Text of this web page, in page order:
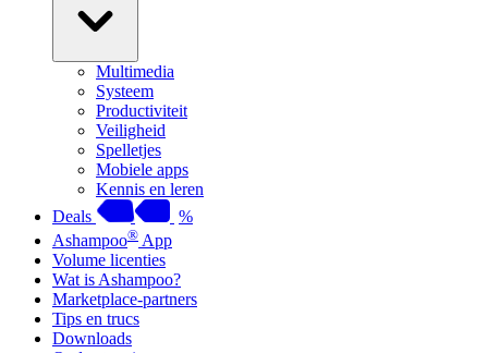
Multimedia
Systeem
Productiviteit
Veiligheid
Spelletjes
Mobiele apps
Kennis en leren
Deals
%
Ashampoo® App
Volume licenties
Wat is Ashampoo?
Marketplace-partners
Tips en trucs
Downloads